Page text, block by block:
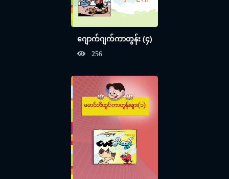
ဂျောက်ဂျက်ကာတွန်း (၄)
256